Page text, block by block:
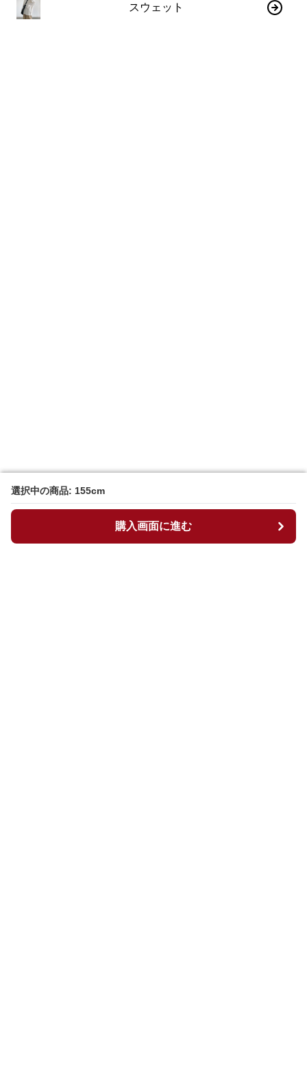
選択中の商品: 155cm
購入画面に進む
選択中の商品: 155cm
購入画面に進む
スウェット